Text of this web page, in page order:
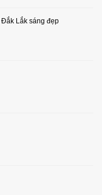
Lắk sáng đẹp